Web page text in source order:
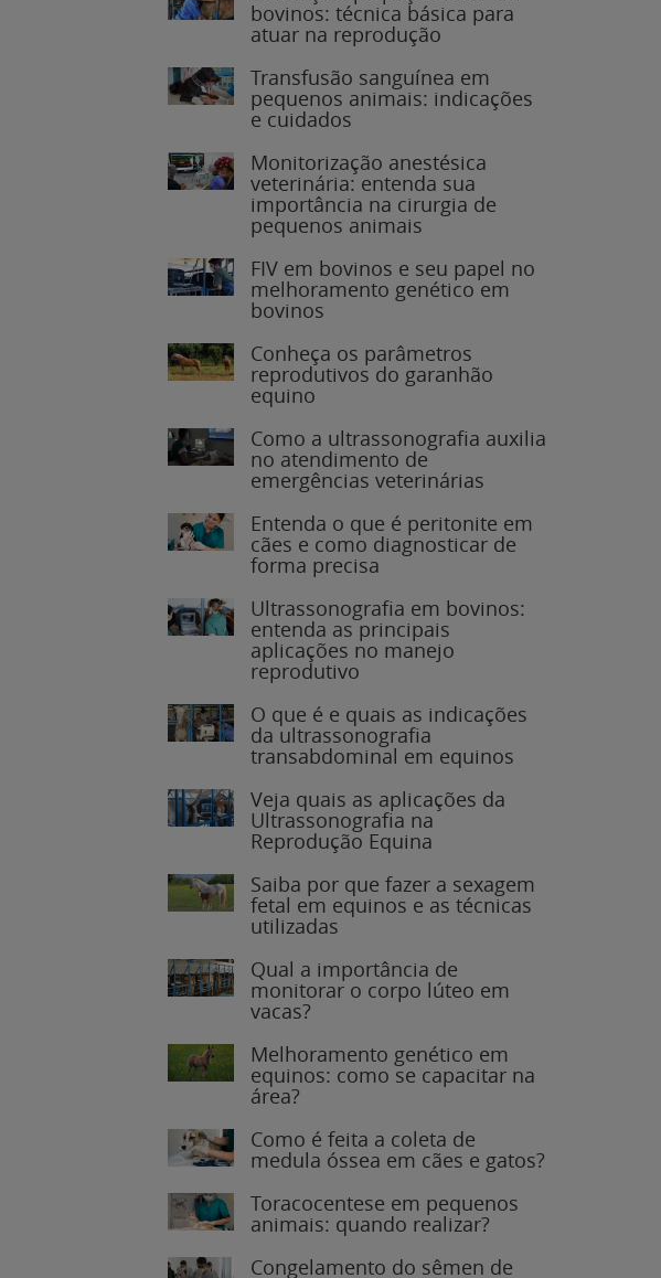
atuar na reprodução
Transfusão sanguínea em
pequenos animais: indicações
e cuidados
Monitorização anestésica
veterinária: entenda sua
importância na cirurgia de
pequenos animais
FIV em bovinos e seu papel no
melhoramento genético em
bovinos
Conheça os parâmetros
reprodutivos do garanhão
equino
Como a ultrassonografia auxilia
no atendimento de
emergências veterinárias
Entenda o que é peritonite em
cães e como diagnosticar de
forma precisa
Ultrassonografia em bovinos:
entenda as principais
aplicações no manejo
reprodutivo
O que é e quais as indicações
da ultrassonografia
transabdominal em equinos
Veja quais as aplicações da
Ultrassonografia na
Reprodução Equina
Saiba por que fazer a sexagem
fetal em equinos e as técnicas
utilizadas
Qual a importância de
monitorar o corpo lúteo em
vacas?
Melhoramento genético em
equinos: como se capacitar na
área?
Como é feita a coleta de
medula óssea em cães e gatos?
Toracocentese em pequenos
animais: quando realizar?
Congelamento do sêmen de